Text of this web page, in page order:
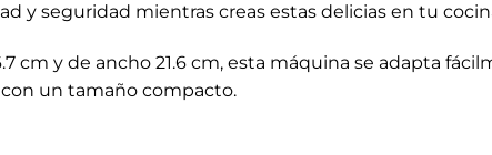
y seguridad mientras creas estas delicias en tu
cm y de ancho 21.6 cm, esta máquina se adapta
un tamaño compacto.